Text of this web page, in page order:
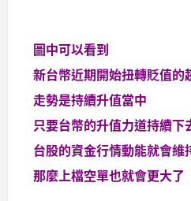
圖中可以看到
新台幣近期開始扭轉貶值的
走勢是持續升值當中
只要台幣的升值力道持續下
台股的資金行情動能就會維
那麼上檔空單也就會更大了